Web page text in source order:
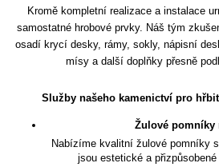
Kromě kompletní realizace a instalace
samostatné hrobové prvky. Náš tým
osadí krycí desky, rámy, sokly, nápisní
mísy a další doplňky přesně
Služby našeho kamenictví pro
Žulové pomníky
Nabízíme kvalitní žulové pomníky
jsou estetické a přizpůsobené